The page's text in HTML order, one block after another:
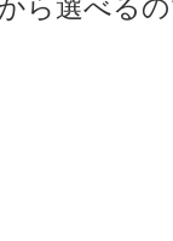
ら選べる